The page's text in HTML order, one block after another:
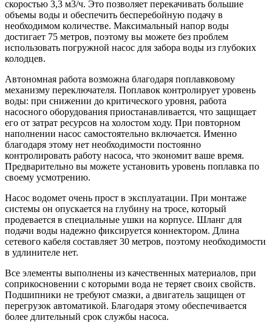
скоростью 3,3 м3/ч. Это позволяет перекачивать большие
объемы воды и обеспечить бесперебойную подачу в
необходимом количестве. Максимальный напор воды
достигает 75 метров, поэтому вы можете без проблем
использовать погружной насос для забора воды из глубоких
колодцев.
Автономная работа возможна благодаря поплавковому
механизму переключателя. Поплавок контролирует уровень
воды: при снижении до критического уровня, работа
насосного оборудования приостанавливается, что защищает
его от затрат ресурсов на холостом ходу. При повторном
наполнении насос самостоятельно включается. Именно
благодаря этому нет необходимости постоянно
контролировать работу насоса, что экономит ваше время.
Предварительно вы можете установить уровень поплавка по
своему усмотрению.
Насос водомет очень прост в эксплуатации. При монтаже
системы он опускается на глубину на тросе, который
продевается в специальные ушки на корпусе. Шланг для
подачи воды надежно фиксируется коннектором. Длина
сетевого кабеля составляет 30 метров, поэтому необходимости
в удлинителе нет.
Все элементы выполнены из качественных материалов, при
соприкосновении с которыми вода не теряет своих свойств.
Подшипники не требуют смазки, а двигатель защищен от
перегрузок автоматикой. Благодаря этому обеспечивается
более длительный срок службы насоса.